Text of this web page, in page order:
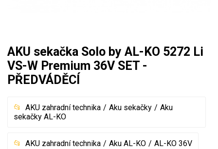
Křovinořezy a vyžínače
Aku křovinořezy a vyžínače
AKU sekačka Solo by AL-KO 5272 Li
VS-W Premium 36V SET -
PŘEDVÁDĚCÍ
AKU zahradní technika Aku sekačky
Aku
sekačky AL-KO
AKU zahradní technika Aku AL-KO AL-KO 36V